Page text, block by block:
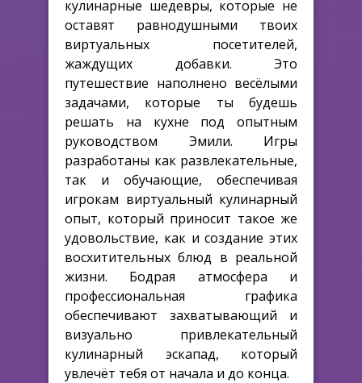
кулинарные шедевры, которые не
оставят равнодушными твоих
виртуальных посетителей,
жаждущих добавки. Это
путешествие наполнено весёлыми
задачами, которые ты будешь
решать на кухне под опытным
руководством Эмили. Игры
разработаны как развлекательные,
так и обучающие, обеспечивая
игрокам виртуальный кулинарный
опыт, который приносит такое же
удовольствие, как и создание этих
восхитительных блюд в реальной
жизни. Бодрая атмосфера и
профессиональная графика
обеспечивают захватывающий и
визуально привлекательный
кулинарный эскапад, который
увлечёт тебя от начала и до конца.